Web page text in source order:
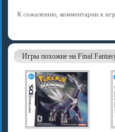
К сожалению, комментарии к
Игры похожие на Final